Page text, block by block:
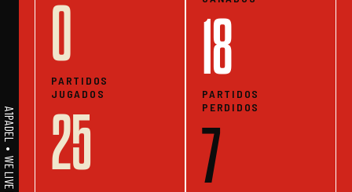
0
PARTIDOS
JUGADOS
25
18
PARTIDOS
PERDIDOS
7